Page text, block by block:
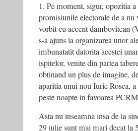
1. Pe moment, sigur, opozitia
promisiunile electorale de a nu
vorbit cu accent dambovitean
s-a ajuns la organizarea unor
imbunatatit datorita acestei
ispitelor, venite din partea
obtinand un plus de imagine,
aparitia unui nou Iurie Rosca,
peste noapte in favoarea
Asta nu inseamna insa de la
29 iulie sunt mai mari decat la